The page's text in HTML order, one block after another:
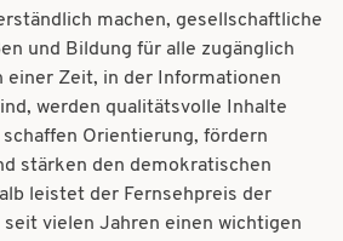
machen, gesellschaftliche
und Bildung für alle zugänglich
einer Zeit, in der Informationen
werden qualitätsvolle Inhalte
Orientierung, fördern
stärken den demokratischen
leistet der Fernsehpreis der
seit vielen Jahren einen wichtigen